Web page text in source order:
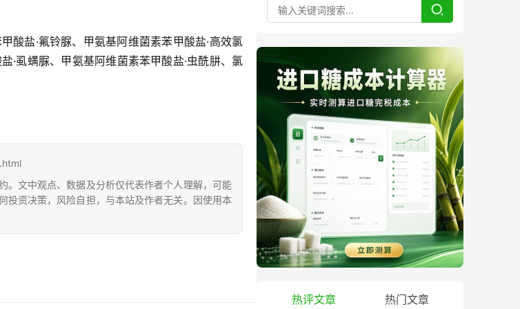
酸盐·氟铃脲、甲氨基阿维菌素苯甲酸盐·高效氯
·虱螨脲、甲氨基阿维菌素苯甲酸盐·虫酰肼、氯
。文中观点、数据及分析仅代表作者个人理解，可能
投资决策，风险自担，与本站及作者无关。因使用本
热评文章 热门文章